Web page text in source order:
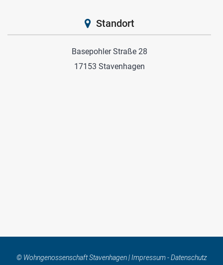
Standort
Basepohler Straße 28
17153 Stavenhagen
© Wohngenossenschaft Stavenhagen | Impressum-Datenschutz